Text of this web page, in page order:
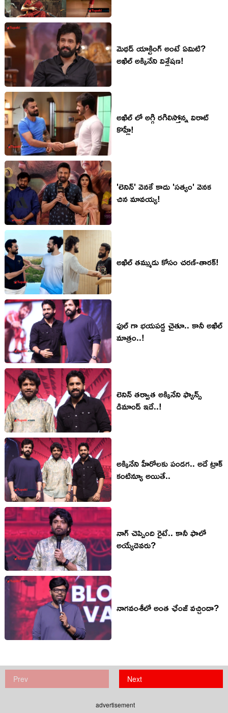
మెథడ్ యాక్టింగ్ అంటే ఏమిటి?
అఖిల్ అక్కినేని విశ్లేషణ!
అఖిల్ లో అగ్గి ర‌గిలిస్తోన్న విరాట్
కొహ్లీ!
'లెనిన్' వెన‌కే కాదు 'స‌త్యం' వెన‌క
చిన మావ‌య్య‌!
అఖిల్ త‌మ్ముడు కోసం చ‌ర‌ణ్‌-తార‌క్!
ఫుల్ గా భయపడ్డ చైతూ.. కానీ అఖిల్
మాత్రం..!
లెనిన్ తర్వాత అక్కినేని ఫ్యాన్స్
డిమాండ్ ఇదే..!
అక్కినేని హీరోలకు పండగ.. అదే ట్రాక్
కంటిన్యూ అయితే..
నాగ్ చెప్పింది రైటే.. కానీ ఫాలో
అయ్యేదెవరు?
నాగవంశీలో అంత ఛేంజ్ వచ్చిందా?
Prev Next
advertisement